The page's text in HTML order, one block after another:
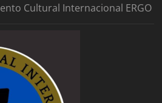
Cultural Internacional ERGO